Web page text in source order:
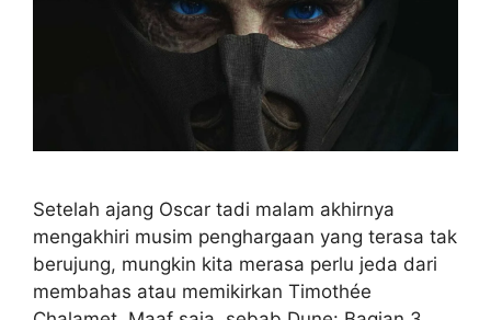
Setelah ajang Oscar tadi malam akhirnya
mengakhiri musim penghargaan yang terasa tak
berujung, mungkin kita merasa perlu jeda dari
membahas atau memikirkan Timothée